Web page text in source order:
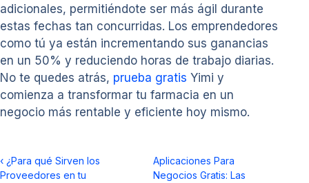
adicionales, permitiéndote ser más ágil durante
estas fechas tan concurridas. Los emprendedores
como tú ya están incrementando sus ganancias
en un 50% y reduciendo horas de trabajo diarias.
No te quedes atrás, prueba gratis Yimi y
comienza a transformar tu farmacia en un
negocio más rentable y eficiente hoy mismo.
‹ ¿Para qué Sirven los
Proveedores en tu
Aplicaciones Para
Negocios Gratis: Las